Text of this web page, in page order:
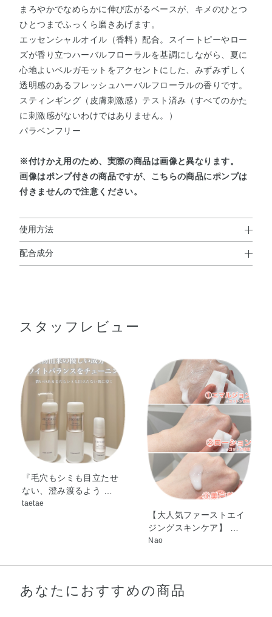
まろやかでなめらかに伸び広がるベースが、キメのひとつ
ひとつまでふっくら磨きあげます。
エッセンシャルオイル（香料）配合。スイートピーやロー
ズが香り立つハーバルフローラルを基調にしながら、夏に
心地よいベルガモットをアクセントにした、みずみずしく
透明感のあるフレッシュハーバルフローラルの香りです。
スティンギング（皮膚刺激感）テスト済み（すべてのかた
に刺激感がないわけではありません。）
パラベンフリー
※付けかえ用のため、実際の商品は画像と異なります。
画像はポンプ付きの商品ですが、こちらの商品にポンプは
付きませんので注意ください。
使用方法
使用方法
配合成分
イン液、N－ステアロイルジヒドロスフィンゴシン、d－δ
イビスカス花発酵液、ホホバ油、ローズヒップ油、ローズ
マリーエキス、2－オクチルドデカノール、N－ステアロイ
ル－N－メチルタウリンナトリウム、エデト酸二ナトリウ
ム、オレイン酸オレイル、キサンタンガム、グリセリン脂
肪酸エステル、コレステロール、ジペンタエリトリット脂
肪酸エステル（1）、セスキオレイン酸ソルビタン、セト
ステアリルアルコール、ベヘニルアルコール、ポリアクリ
ル酸アミド、ポリオキシエチレンステアリルエーテルリン
酸、ポリオキシエチレンセチルエーテルリン酸、ポリオキ
シエチレンラウリルエーテル（7E．O．）、モノオレイン
酸ポリオキシエチレンソルビタン（20E．O．）、リン酸
一水素ナトリウム、リン酸二水素カリウム、リン酸二水素
ソパラフィン、水酸化ナトリウム、水素添加大豆リン脂
質、フェノキシエタノール、香料、カラメル、酸化チタン
スタッフレビュー
『毛穴もシミも目立たせ
ない、澄み渡るよう …
taetae
【大人気ファーストエイ
ジングスキンケア】 …
Nao
あなたにおすすめの商品